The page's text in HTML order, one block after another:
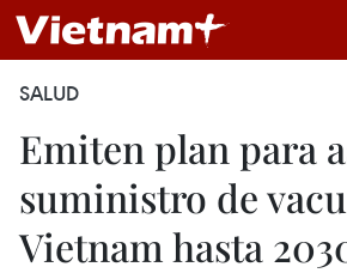
SALUD
Emiten plan para
suministro de
Vietnam hasta